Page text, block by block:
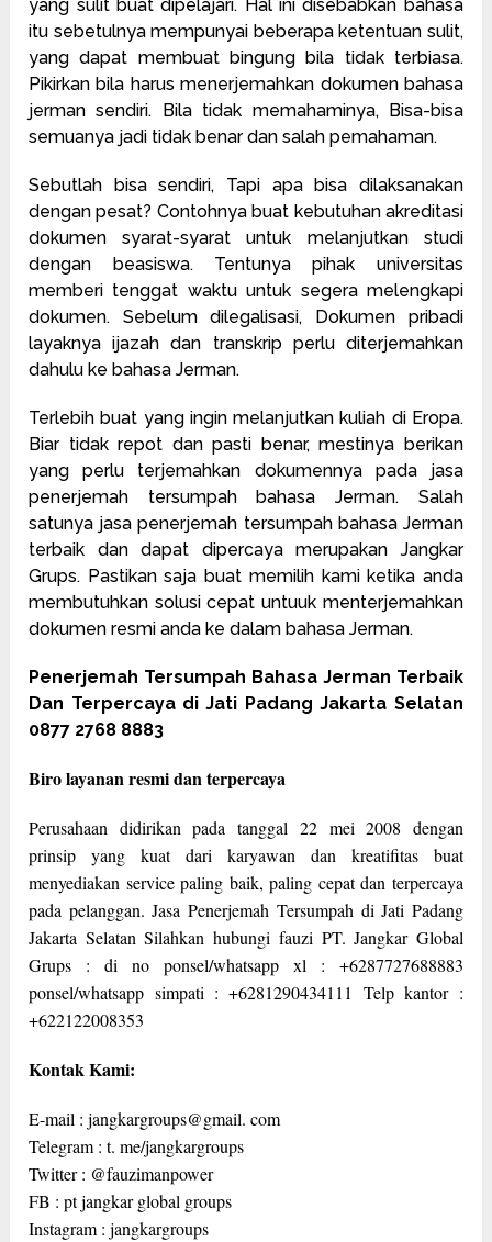
yang sulit buat dipelajari. Hal ini disebabkan bahasa
itu sebetulnya mempunyai beberapa ketentuan sulit,
yang dapat membuat bingung bila tidak terbiasa.
Pikirkan bila harus menerjemahkan dokumen bahasa
jerman sendiri. Bila tidak memahaminya, Bisa-bisa
semuanya jadi tidak benar dan salah pemahaman.
Sebutlah bisa sendiri, Tapi apa bisa dilaksanakan
dengan pesat? Contohnya buat kebutuhan akreditasi
dokumen syarat-syarat untuk melanjutkan studi
dengan beasiswa. Tentunya pihak universitas
memberi tenggat waktu untuk segera melengkapi
dokumen. Sebelum dilegalisasi, Dokumen pribadi
layaknya ijazah dan transkrip perlu diterjemahkan
dahulu ke bahasa Jerman.
Terlebih buat yang ingin melanjutkan kuliah di Eropa.
Biar tidak repot dan pasti benar, mestinya berikan
yang perlu terjemahkan dokumennya pada jasa
penerjemah tersumpah bahasa Jerman. Salah
satunya jasa penerjemah tersumpah bahasa Jerman
terbaik dan dapat dipercaya merupakan Jangkar
Grups. Pastikan saja buat memilih kami ketika anda
membutuhkan solusi cepat untuuk menterjemahkan
dokumen resmi anda ke dalam bahasa Jerman.
Penerjemah Tersumpah Bahasa Jerman Terbaik
Dan Terpercaya di Jati Padang Jakarta Selatan
0877 2768 8883
Biro layanan resmi dan terpercaya
Perusahaan didirikan pada tanggal 22 mei 2008 dengan
prinsip yang kuat dari karyawan dan kreatifitas buat
menyediakan service paling baik, paling cepat dan terpercaya
pada pelanggan. Jasa Penerjemah Tersumpah di Jati Padang
Jakarta Selatan Silahkan hubungi fauzi PT. Jangkar Global
Grups : di no ponsel/whatsapp xl : +6287727688883
ponsel/whatsapp simpati : +6281290434111 Telp kantor :
+622122008353
Kontak Kami:
E-mail : jangkargroups@gmail. com
Telegram : t. me/jangkargroups
Twitter : @fauzimanpower
FB : pt jangkar global groups
Instagram : jangkargroups